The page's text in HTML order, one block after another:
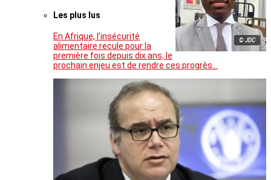
© JDC
Les plus lus
En Afrique, l’insécurité
alimentaire recule pour la
première fois depuis dix ans, le
prochain enjeu est de rendre ces progrès…